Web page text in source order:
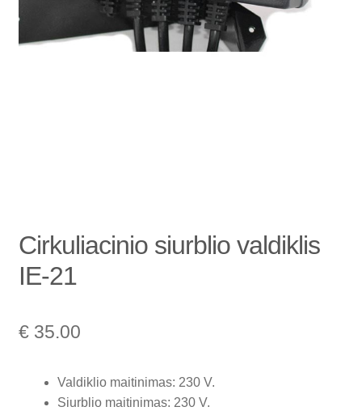
Cirkuliacinio siurblio valdiklis
IE-21
€35.00
Valdiklio maitinimas: 230 V.
Siurblio maitinimas: 230 V.